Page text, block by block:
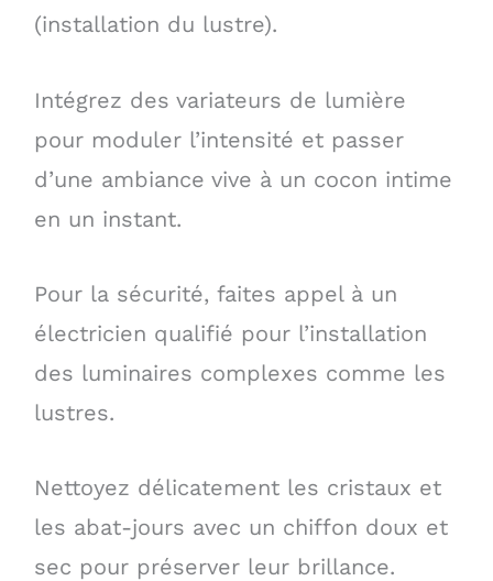
(installation du lustre).
Intégrez des variateurs de lumière
pour moduler l’intensité et passer
d’une ambiance vive à un cocon intime
en un instant.
Pour la sécurité, faites appel à un
électricien qualifié pour l’installation
des luminaires complexes comme les
lustres.
Nettoyez délicatement les cristaux et
les abat-jours avec un chiffon doux et
sec pour préserver leur brillance.